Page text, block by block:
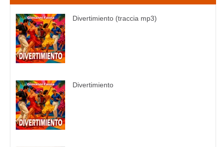
Divertimiento (traccia mp3)
Divertimiento